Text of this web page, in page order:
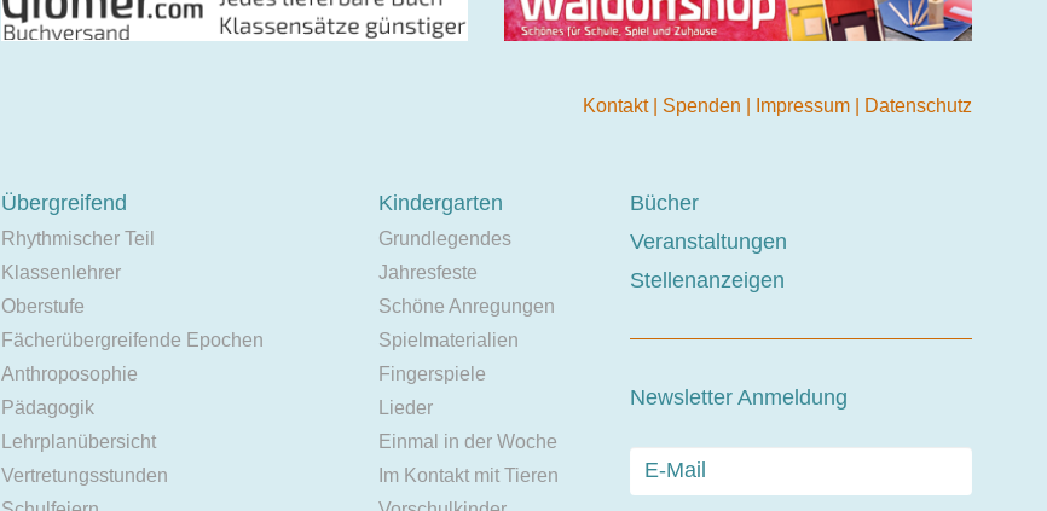
Kontakt Spenden Impressum Datenschutz
Übergreifend
Rhythmischer Teil
Klassenlehrer
Oberstufe
Fächerübergreifende Epochen
Anthroposophie
Pädagogik
Lehrplanübersicht
Vertretungsstunden
Kindergarten
Grundlegendes
Jahresfeste
Schöne Anregungen
Spielmaterialien
Fingerspiele
Lieder
Einmal in der Woche
Im Kontakt mit Tieren
Bücher
Veranstaltungen
Stellenanzeigen
Newsletter Anmeldung